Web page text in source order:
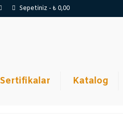
Sepetiniz - ₺0,00
Sertifikalar Katalog